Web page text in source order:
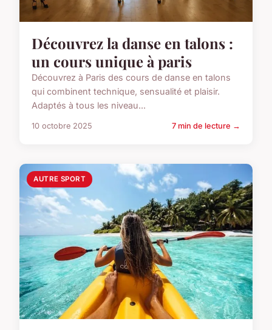
Découvrez la danse en talons :
un cours unique à paris
Découvrez à Paris des cours de danse en talons
qui combinent technique, sensualité et plaisir.
Adaptés à tous les niveau...
10 octobre 2025 7 min de lecture →
AUTRE SPORT